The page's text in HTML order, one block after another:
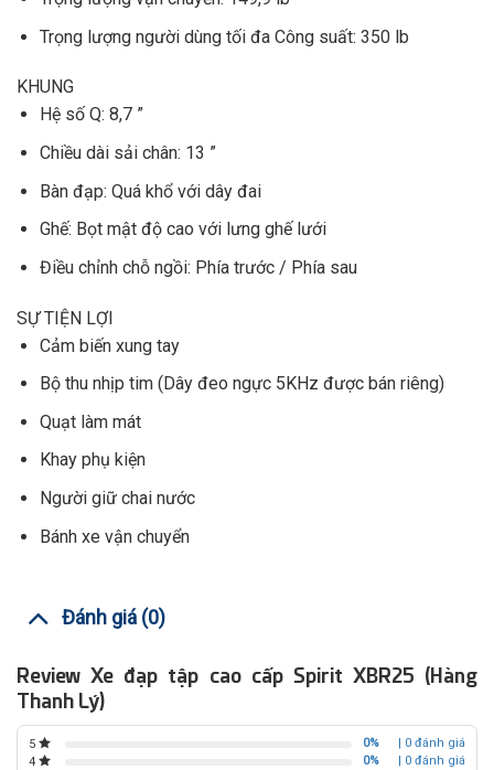
Trọng lượng người dùng tối đa Công suất: 350 lb
KHUNG
Hệ số Q: 8,7 ”
Chiều dài sải chân: 13 ”
Bàn đạp: Quá khổ với dây đai
Ghế: Bọt mật độ cao với lưng ghế lưới
Điều chỉnh chỗ ngồi: Phía trước / Phía sau
SỰ TIỆN LỢI
Cảm biến xung tay
Bộ thu nhịp tim (Dây đeo ngực 5KHz được bán riêng)
Quạt làm mát
Khay phụ kiện
Người giữ chai nước
Bánh xe vận chuyển
Đánh giá (0)
Review Xe đạp tập cao cấp Spirit XBR25 (Hàng
Thanh Lý)
5 0%
| 0 đánh giá
4
0%
| 0 đánh giá